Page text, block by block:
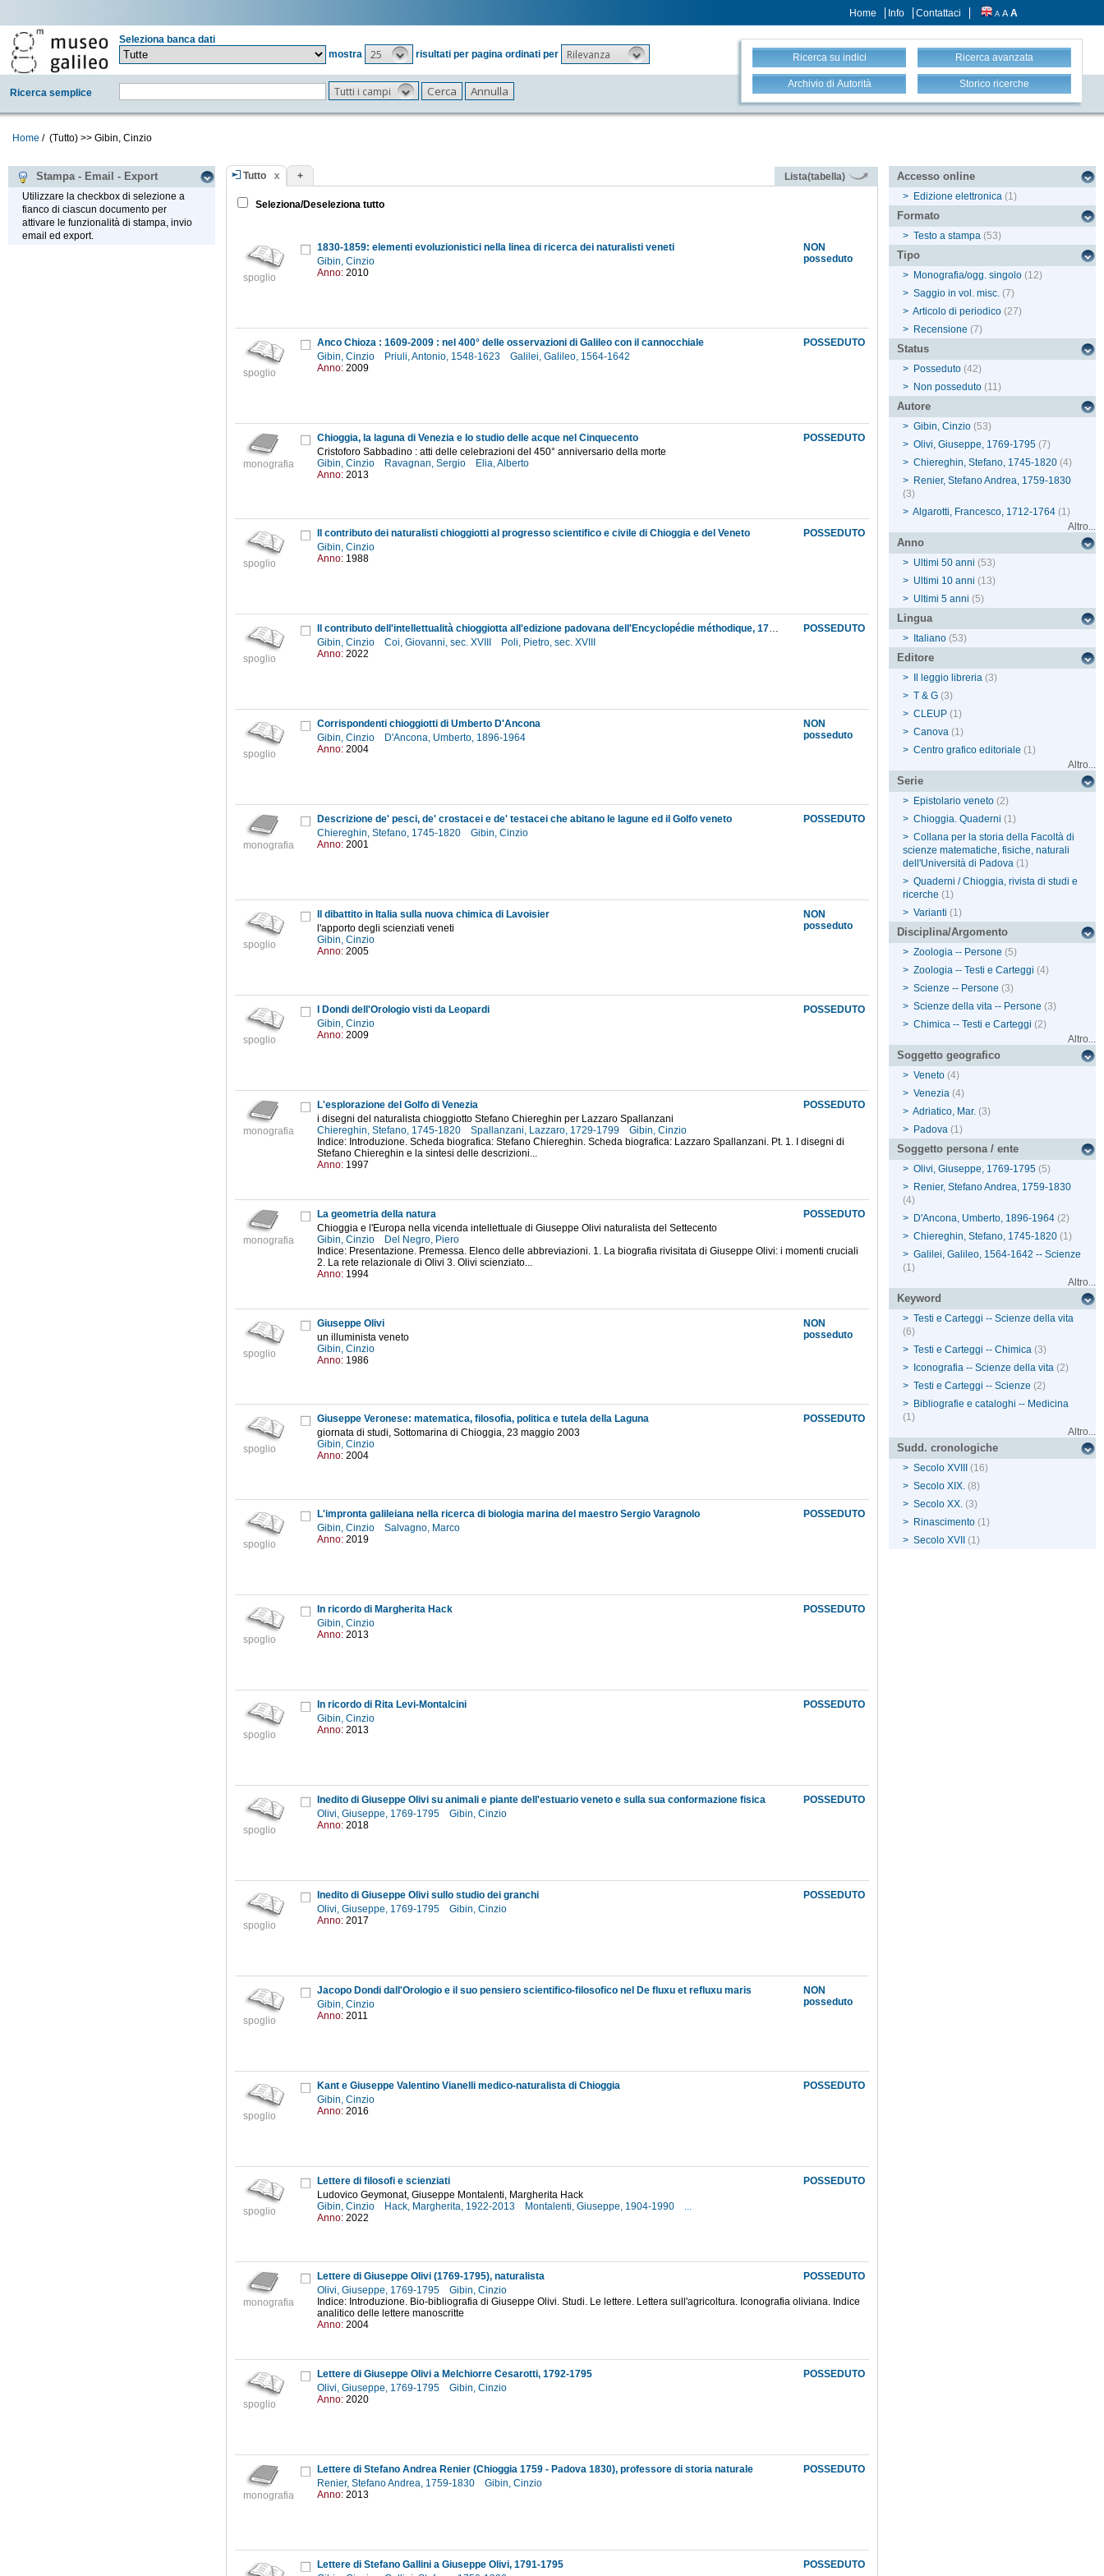
Home Info Contattaci A A A
Seleziona banca dati
mostra
25 risultati per pagina ordinati per Rilevanza
Ricerca semplice Tutti i campi
Ricerca su indici Ricerca avanzata
Archivio di Autorità Storico ricerche
Home / (Tutto) >> Gibin, Cinzio
Stampa - Email - Export
Utilizzare la checkbox di selezione a
fianco di ciascun documento per
attivare le funzionalità di stampa, invio
email ed export.
Tutto + Lista(tabella)
Seleziona/Deseleziona tutto
spoglio
NON
posseduto
1830-1859: elementi evoluzionistici nella linea di ricerca dei naturalisti veneti
Gibin, Cinzio
Anno: 2010
spoglio
POSSEDUTO
Anco Chioza : 1609-2009 : nel 400° delle osservazioni di Galileo con il cannocchiale
Gibin, Cinzio
Priuli, Antonio, 1548-1623
Galilei, Galileo, 1564-1642
Anno: 2009
monografia
POSSEDUTO
Chioggia, la laguna di Venezia e lo studio delle acque nel Cinquecento
Cristoforo Sabbadino : atti delle celebrazioni del 450° anniversario della morte
Gibin, Cinzio
Ravagnan, Sergio
Elia, Alberto
Anno: 2013
spoglio
POSSEDUTO
Il contributo dei naturalisti chioggiotti al progresso scientifico e civile di Chioggia e del Veneto
Gibin, Cinzio
Anno: 1988
spoglio
POSSEDUTO
Il contributo dell'intellettualità chioggiotta all'edizione padovana dell'Encyclopédie méthodique, 1784-1817
Gibin, Cinzio
Coi, Giovanni, sec. XVIII
Poli, Pietro, sec. XVIII
Anno: 2022
spoglio
NON
posseduto
Corrispondenti chioggiotti di Umberto D'Ancona
Gibin, Cinzio
D'Ancona, Umberto, 1896-1964
Anno: 2004
monografia
POSSEDUTO
Descrizione de' pesci, de' crostacei e de' testacei che abitano le lagune ed il Golfo veneto
Chiereghin, Stefano, 1745-1820
Gibin, Cinzio
Anno: 2001
spoglio
NON
posseduto
Il dibattito in Italia sulla nuova chimica di Lavoisier
l'apporto degli scienziati veneti
Gibin, Cinzio
Anno: 2005
spoglio
POSSEDUTO
I Dondi dell'Orologio visti da Leopardi
Gibin, Cinzio
Anno: 2009
monografia
POSSEDUTO
L'esplorazione del Golfo di Venezia
i disegni del naturalista chioggiotto Stefano Chiereghin per Lazzaro Spallanzani
Chiereghin, Stefano, 1745-1820
Spallanzani, Lazzaro, 1729-1799
Gibin, Cinzio
Indice: Introduzione. Scheda biografica: Stefano Chiereghin. Scheda biografica: Lazzaro Spallanzani. Pt. 1. I disegni di
Stefano Chiereghin e la sintesi delle descrizioni...
Anno: 1997
monografia
POSSEDUTO
La geometria della natura
Chioggia e l'Europa nella vicenda intellettuale di Giuseppe Olivi naturalista del Settecento
Gibin, Cinzio
Del Negro, Piero
Indice: Presentazione. Premessa. Elenco delle abbreviazioni. 1. La biografia rivisitata di Giuseppe Olivi: i momenti cruciali
2. La rete relazionale di Olivi 3. Olivi scienziato...
Anno: 1994
spoglio
NON
posseduto
Giuseppe Olivi
un illuminista veneto
Gibin, Cinzio
Anno: 1986
spoglio
POSSEDUTO
Giuseppe Veronese: matematica, filosofia, politica e tutela della Laguna
giornata di studi, Sottomarina di Chioggia, 23 maggio 2003
Gibin, Cinzio
Anno: 2004
spoglio
POSSEDUTO
L'impronta galileiana nella ricerca di biologia marina del maestro Sergio Varagnolo
Gibin, Cinzio
Salvagno, Marco
Anno: 2019
spoglio
POSSEDUTO
In ricordo di Margherita Hack
Gibin, Cinzio
Anno: 2013
spoglio
POSSEDUTO
In ricordo di Rita Levi-Montalcini
Gibin, Cinzio
Anno: 2013
spoglio
POSSEDUTO
Inedito di Giuseppe Olivi su animali e piante dell'estuario veneto e sulla sua conformazione fisica
Olivi, Giuseppe, 1769-1795
Gibin, Cinzio
Anno: 2018
spoglio
POSSEDUTO
Inedito di Giuseppe Olivi sullo studio dei granchi
Olivi, Giuseppe, 1769-1795
Gibin, Cinzio
Anno: 2017
spoglio
NON
posseduto
Jacopo Dondi dall'Orologio e il suo pensiero scientifico-filosofico nel De fluxu et refluxu maris
Gibin, Cinzio
Anno: 2011
spoglio
POSSEDUTO
Kant e Giuseppe Valentino Vianelli medico-naturalista di Chioggia
Gibin, Cinzio
Anno: 2016
spoglio
POSSEDUTO
Lettere di filosofi e scienziati
Ludovico Geymonat, Giuseppe Montalenti, Margherita Hack
Gibin, Cinzio
Hack, Margherita, 1922-2013 Montalenti, Giuseppe, 1904-1990
...
Anno: 2022
monografia
POSSEDUTO
Lettere di Giuseppe Olivi (1769-1795), naturalista
Olivi, Giuseppe, 1769-1795
Gibin, Cinzio
Indice: Introduzione. Bio-bibliografia di Giuseppe Olivi. Studi. Le lettere. Lettera sull'agricoltura. Iconografia oliviana. Indice
analitico delle lettere manoscritte
Anno: 2004
spoglio
POSSEDUTO
Lettere di Giuseppe Olivi a Melchiorre Cesarotti, 1792-1795
Olivi, Giuseppe, 1769-1795
Gibin, Cinzio
Anno: 2020
monografia
POSSEDUTO
Lettere di Stefano Andrea Renier (Chioggia 1759 - Padova 1830), professore di storia naturale
Renier, Stefano Andrea, 1759-1830
Gibin, Cinzio
Anno: 2013
POSSEDUTO
Lettere di Stefano Gallini a Giuseppe Olivi, 1791-1795
Accesso online
> Edizione elettronica (1)
Formato
> Testo a stampa (53)
Tipo
> Monografia/ogg. singolo (12)
> Saggio in vol. misc. (7)
> Articolo di periodico (27)
> Recensione (7)
Status
> Posseduto (42)
> Non posseduto (11)
Autore
> Gibin, Cinzio (53)
> Olivi, Giuseppe, 1769-1795 (7)
> Chiereghin, Stefano, 1745-1820 (4)
> Renier, Stefano Andrea, 1759-1830
(3)
> Algarotti, Francesco, 1712-1764 (1)
Altro...
Anno
> Ultimi 50 anni (53)
> Ultimi 10 anni (13)
> Ultimi 5 anni (5)
Lingua
> Italiano (53)
Editore
> Il leggio libreria (3)
> T & G (3)
> CLEUP (1)
> Canova (1)
> Centro grafico editoriale (1)
Altro...
Serie
> Epistolario veneto (2)
> Chioggia. Quaderni (1)
> Collana per la storia della Facoltà di
scienze matematiche, fisiche, naturali
dell'Università di Padova (1)
> Quaderni / Chioggia, rivista di studi e
ricerche (1)
> Varianti (1)
Disciplina/Argomento
> Zoologia -- Persone (5)
> Zoologia -- Testi e Carteggi (4)
> Scienze -- Persone (3)
> Scienze della vita -- Persone (3)
> Chimica -- Testi e Carteggi (2)
Altro...
Soggetto geografico
> Veneto (4)
> Venezia (4)
> Adriatico, Mar. (3)
> Padova (1)
Soggetto persona / ente
> Olivi, Giuseppe, 1769-1795 (5)
> Renier, Stefano Andrea, 1759-1830
(4)
> D'Ancona, Umberto, 1896-1964 (2)
> Chiereghin, Stefano, 1745-1820 (1)
> Galilei, Galileo, 1564-1642 -- Scienze
(1)
Altro...
Keyword
> Testi e Carteggi -- Scienze della vita
(6)
> Testi e Carteggi -- Chimica (3)
>
Iconografia -- Scienze della vita (2)
> Testi e Carteggi -- Scienze (2)
> Bibliografie e cataloghi -- Medicina
(1)
Altro...
Sudd. cronologiche
> Secolo XVIII
(16)
> Secolo XIX. (8)
> Secolo XX. (3)
> Rinascimento (1)
> Secolo XVII (1)